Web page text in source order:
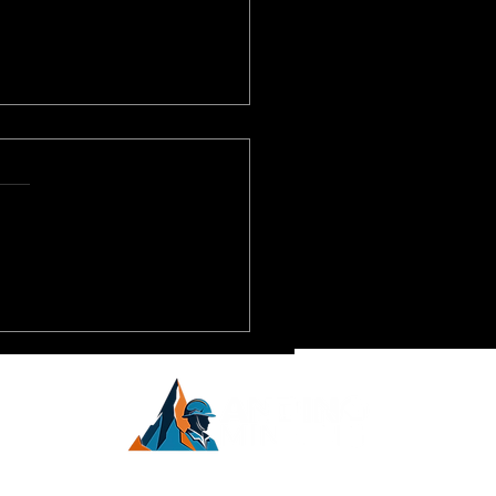
y controles